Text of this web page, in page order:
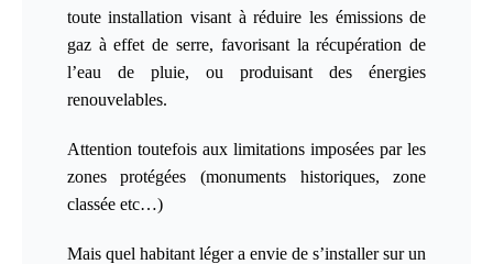
toute installation visant à réduire les émissions de
gaz à effet de serre, favorisant la récupération de
l’eau de pluie, ou produisant des énergies
renouvelables.
Attention toutefois aux limitations imposées par les
zones protégées (monuments historiques, zone
classée etc…)
Mais quel habitant léger a envie de s’installer sur un